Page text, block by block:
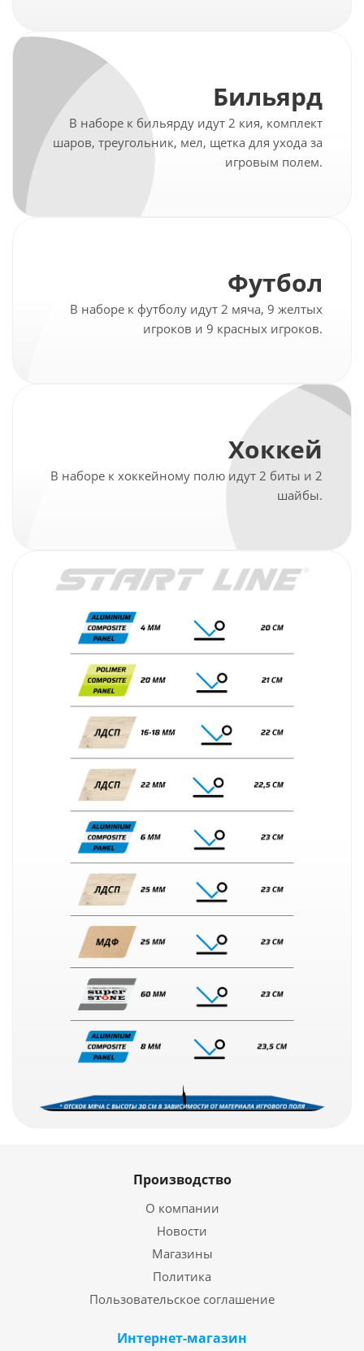
Бильярд
В наборе к бильярду идут 2 кия, комплект
шаров, треугольник, мел, щетка для ухода за
игровым полем.
Футбол
В наборе к футболу идут 2 мяча, 9 желтых
игроков и 9 красных игроков.
Хоккей
В наборе к хоккейному полю идут 2 биты и 2
шайбы.
Производство
О компании
Новости
Магазины
Политика
Пользовательское соглашение
Интернет-магазин